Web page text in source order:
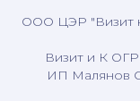
ООО ЦЭР "Визит к
Визит и К
ИП Малянов